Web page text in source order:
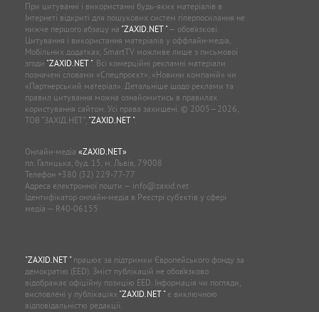
При цитуванні і використанні будь-яких матеріалів в
Інтернеті відкриті для пошукових систем гіперпосилання не
нижче першого абзацу на "ZAXID.NET "— обов’язкові.
Цитування і використання матеріалів у оффлайн-медіа,
Мобільних додатках, SmartTV можливе лише з письмової
згоди "ZAXID.NET ". Всі комерційні рекламні матеріали
позначені словами «Спецпроєкт», «Новини компаній» чи
«Партнерський матеріал». Детальніше щодо реклами та
правил цитування можна ознайомитись в правилах
користування сайтом. Усі права захищені. © 2005—2026,
ТОВ “ЗАХІД.НЕТ”, "ZAXID.NET ".
Онлайн-медіа «ZAXID.NET»
пл. Галицька, буд. 15, м. Львів, 79008
Телефон +380 (32) 229-77-77
Адреса електронної пошти — info@zaxid.net
Ідентифікатор онлайн-медіа в Реєстрі суб'єктів у сфері
медіа — R40-06155
"ZAXID.NET "працює за підтримки Європейського фонду за
демократію (EED). Зміст публікацій не обов’язково
відображає офіційну позицію EED. Інформація чи погляди,
висловлені у публікаціях "ZAXID.NET "є виключною
відповідальністю редакції.